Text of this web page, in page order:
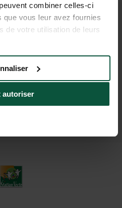
combiner celles-ci
vous leur avez fournies
de votre utilisation de leurs
autoriser
3
sterren
hectare
142
standplaatsen
voor mindervaliden